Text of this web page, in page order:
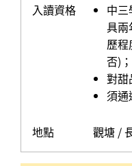
入讀資格
中
具兩
歷
否)
對甜
須通
地點 觀塘 /